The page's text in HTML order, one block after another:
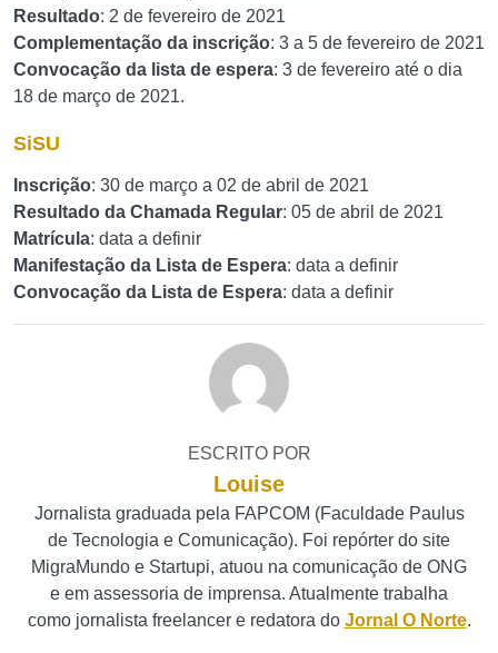
Resultado: 2 de fevereiro de 2021
Complementação da inscrição: 3 a 5 de fevereiro de 2021
Convocação da lista de espera: 3 de fevereiro até o dia
18 de março de 2021.
SiSU
Inscrição: 30 de março a 02 de abril de 2021
Resultado da Chamada Regular: 05 de abril de 2021
Matrícula: data a definir
Manifestação da Lista de Espera: data a definir
Convocação da Lista de Espera: data a definir
ESCRITO POR
Louise
Jornalista graduada pela FAPCOM (Faculdade Paulus
de Tecnologia e Comunicação). Foi repórter do site
MigraMundo e Startupi, atuou na comunicação de ONG
e em assessoria de imprensa. Atualmente trabalha
como jornalista freelancer e redatora do Jornal O Norte.